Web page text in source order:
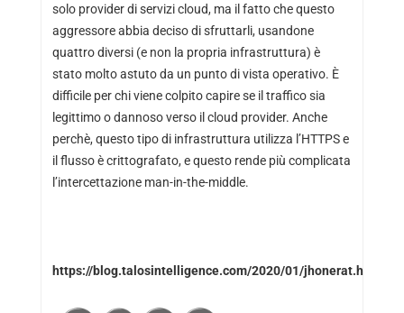
solo provider di servizi cloud, ma il fatto che questo
aggressore abbia deciso di sfruttarli, usandone
quattro diversi (e non la propria infrastruttura) è
stato molto astuto da un punto di vista operativo. È
difficile per chi viene colpito capire se il traffico sia
legittimo o dannoso verso il cloud provider. Anche
perchè, questo tipo di infrastruttura utilizza l’HTTPS e
il flusso è crittografato, e questo rende più complicata
l’intercettazione man-in-the-middle.
https://blog.talosintelligence.com/2020/01/jhonerat.html